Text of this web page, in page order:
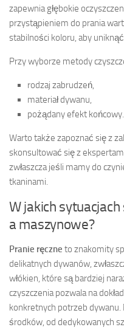
zapewnia głębokie
przystąpieniem do prania
stabilności koloru, aby
Przy wyborze metody
rodzaj zabrudzeń,
materiał dywanu,
pożądany efekt końcowy.
Warto także zapoznać się z
skonsultować się z
zwłaszcza jeśli mamy do
tkaninami.
W jakich
a maszynowe?
Pranie ręczne to znakomity
delikatnych dywanów,
włókien, które są bardziej
czyszczenia pozwala na
konkretnych potrzeb
środków, od dedykowanych